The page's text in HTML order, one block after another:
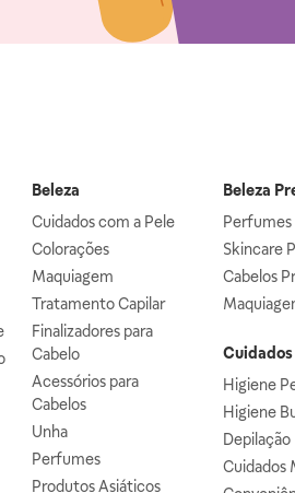
Beleza
Cuidados com a Pele
Colorações
Maquiagem
Tratamento Capilar
Finalizadores para
Cabelo
Acessórios para
Cabelos
Unha
Perfumes
Produtos Asiáticos
Beleza
Skincare
Cabelos
Higiene
Higiene
Depilação
Cuidados